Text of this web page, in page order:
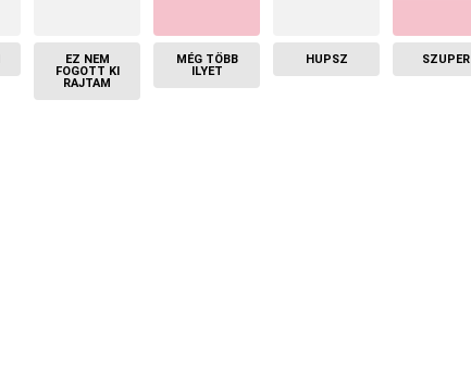
EZ NEM
FOGOTT KI
RAJTAM
MÉG TÖBB
ILYET
HUPSZ SZUPER